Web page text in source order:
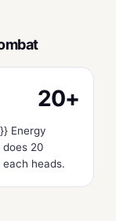
20+
Energy
20
heads.